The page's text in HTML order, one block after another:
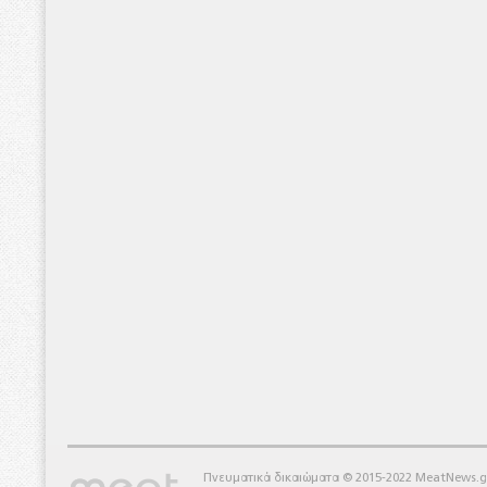
Πνευματικά δικαιώματα © 2015-2022